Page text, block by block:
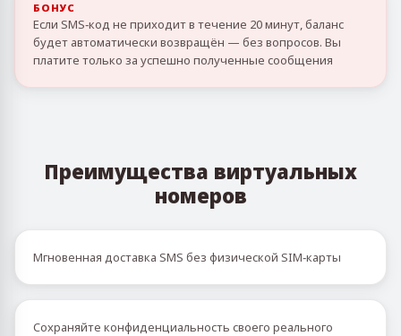
БОНУС
Если SMS‑код не приходит в течение 20 минут, баланс
будет автоматически возвращён — без вопросов. Вы
платите только за успешно полученные сообщения
Преимущества виртуальных
номеров
Мгновенная доставка SMS без физической SIM‑карты
Сохраняйте конфиденциальность своего реального